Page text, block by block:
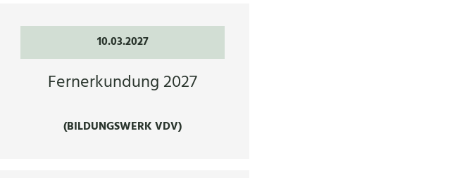
10.03.2027
Fernerkundung 2027
(BILDUNGSWERK VDV)